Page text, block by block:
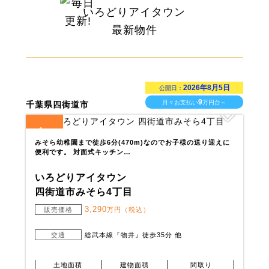
いろどりアイタウン
最新物件
千葉県四街道市
公開日： 2026年8月5日
月々お支払い9万円台～
1
みそら幼稚園まで徒歩6分(470m)なのでお子様の送り迎えに
便利です。 対面式キッチン…
いろどりアイタウン
四街道市みそら4丁目
販売価格 3,290万円（税込）
交通 総武本線『物井』徒歩35分 他
土地面積
建物面積
間取り